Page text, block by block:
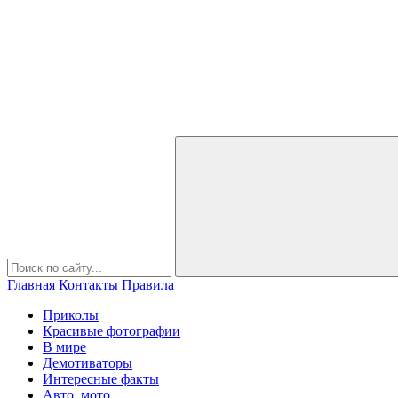
Главная Контакты Правила
Приколы
Красивые фотографии
В мире
Демотиваторы
Интересные факты
Авто, мото